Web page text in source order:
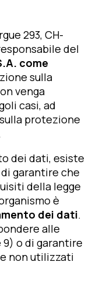
293, CH-
del
come
sulla
venga
casi, ad
protezione
dei dati, esiste
garantire che
della legge
è
dei dati.
alle
o di garantire
non utilizzati